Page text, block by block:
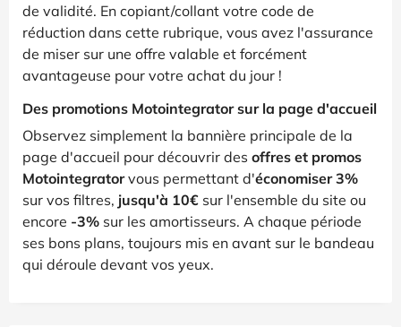
de validité. En copiant/collant votre code de
réduction dans cette rubrique, vous avez l'assurance
de miser sur une offre valable et forcément
avantageuse pour votre achat du jour !
Des promotions Motointegrator sur la page d'accueil
Observez simplement la bannière principale de la
page d'accueil pour découvrir des offres et promos
Motointegratorvous permettant d'économiser 3%
sur vos filtres, jusqu'à 10€ sur l'ensemble du site ou
encore -3% sur les amortisseurs. A chaque période
ses bons plans, toujours mis en avant sur le bandeau
qui déroule devant vos yeux.